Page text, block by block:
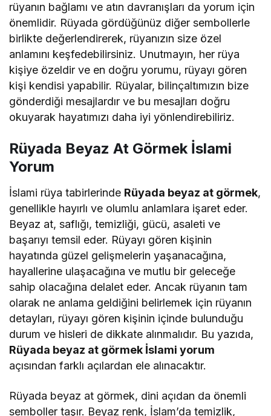
rüyanın bağlamı ve atın davranışları da yorum için
önemlidir. Rüyada gördüğünüz diğer sembollerle
birlikte değerlendirerek, rüyanızın size özel
anlamını keşfedebilirsiniz. Unutmayın, her rüya
kişiye özeldir ve en doğru yorumu, rüyayı gören
kişi kendisi yapabilir. Rüyalar, bilinçaltımızın bize
gönderdiği mesajlardır ve bu mesajları doğru
okuyarak hayatımızı daha iyi yönlendirebiliriz.
Rüyada Beyaz At Görmek İslami
Yorum
İslami rüya tabirlerinde Rüyada beyaz at görmek,
genellikle hayırlı ve olumlu anlamlara işaret eder.
Beyaz at, saflığı, temizliği, gücü, asaleti ve
başarıyı temsil eder. Rüyayı gören kişinin
hayatında güzel gelişmelerin yaşanacağına,
hayallerine ulaşacağına ve mutlu bir geleceğe
sahip olacağına delalet eder. Ancak rüyanın tam
olarak ne anlama geldiğini belirlemek için rüyanın
detayları, rüyayı gören kişinin içinde bulunduğu
durum ve hisleri de dikkate alınmalıdır. Bu yazıda,
Rüyada beyaz at görmek İslami yorum
açısından farklı açılardan ele alınacaktır.
Rüyada beyaz at görmek, dini açıdan da önemli
semboller taşır. Beyaz renk, İslam’da temizlik,